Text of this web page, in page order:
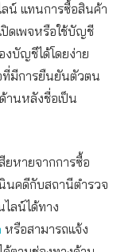
ลน์ แทนการซื้อสินค้า
ปิดเพจหรือใช้บัญชี
งบัญชีได้โดยง่าย
ที่มีการยืนยันตัวตน
านหลังชื่อเป็น
ยหายจากการซื้อ
นคดีกับสถานีตำรวจ
ลน์ได้ทาง
หรือสามารถแจ้ง